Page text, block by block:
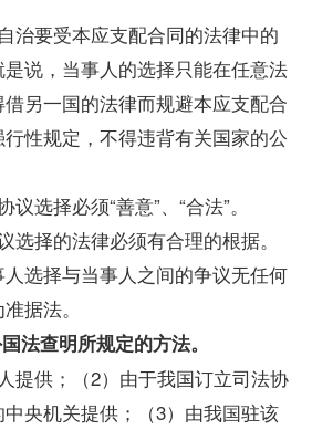
要受本应支配合同的法律中的
说，当事人的选择只能在任意法
另一国的法律而规避本应支配合
性规定，不得违背有关国家的公
选择必须“善意”、“合法”。
择的法律必须有合理的根据。
选择与当事人之间的争议无任何
据法。
法查明所规定的方法。
供；（2）由于我国订立司法协
央机关提供；（3）由我国驻该